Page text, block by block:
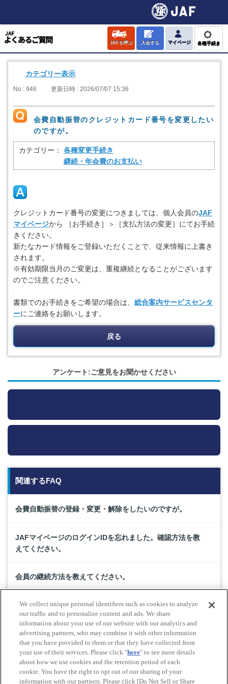
JAFを呼ぶ 入会する マイページ 各種手続き
カテゴリー表示
No : 946 更新日時 : 2026/07/07 15:36
会費自動振替のクレジットカード番号を変更したい
のですが。
カテゴリー：
各種変更手続き
継続・年会費のお支払い
クレジットカード番号の変更につきましては、個人会員のJAF
マイページから ［お手続き］＞［支払方法の変更］にてお手続
きください。
新たなカード情報をご登録いただくことで、従来情報に上書き
されます。
※有効期限当月のご変更は、重複継続となることがございます
のでご注意ください。
書類でのお手続きをご希望の場合は、 総合案内サービスセンタ
ーにご連絡をお願いします。
戻る
アンケート:ご意見をお聞かせください
関連するFAQ
会費自動振替の登録・変更・解除をしたいのですが。
JAFマイページのログインIDを忘れました。確認方法を教
えてください。
会員の継続方法を教えてください。
家族のクレジットカードで入会手続きはできますか？
JAFマイページのパスワードを忘れました。
Do Not Sell or Share My Personal Information
We collect unique personal identifiers such as cookies to analyze
our traffic and to personalize content and ads. We share
information about your use of our website with our analytics and
advertising partners, who may combine it with other information
that you have provided to them or that they have collected from
your use of their services. Please click "here" to see more details
about how we use cookies and the retention period of each
cookie. You have the right to opt out of our sharing of your
information with our partners. Please click [Do Not Sell or Share